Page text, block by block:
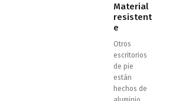
Material
resistent
e
Otros
escritorios
de pie
están
hechos de